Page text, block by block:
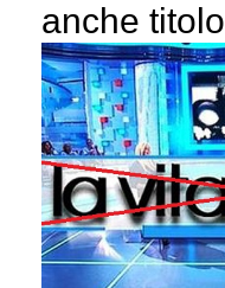
anche titolo